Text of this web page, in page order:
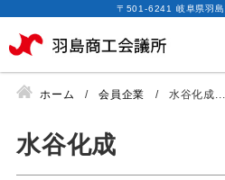
〒501-6241 岐阜県羽
ホーム 会員企業 水谷化成...
水谷化成